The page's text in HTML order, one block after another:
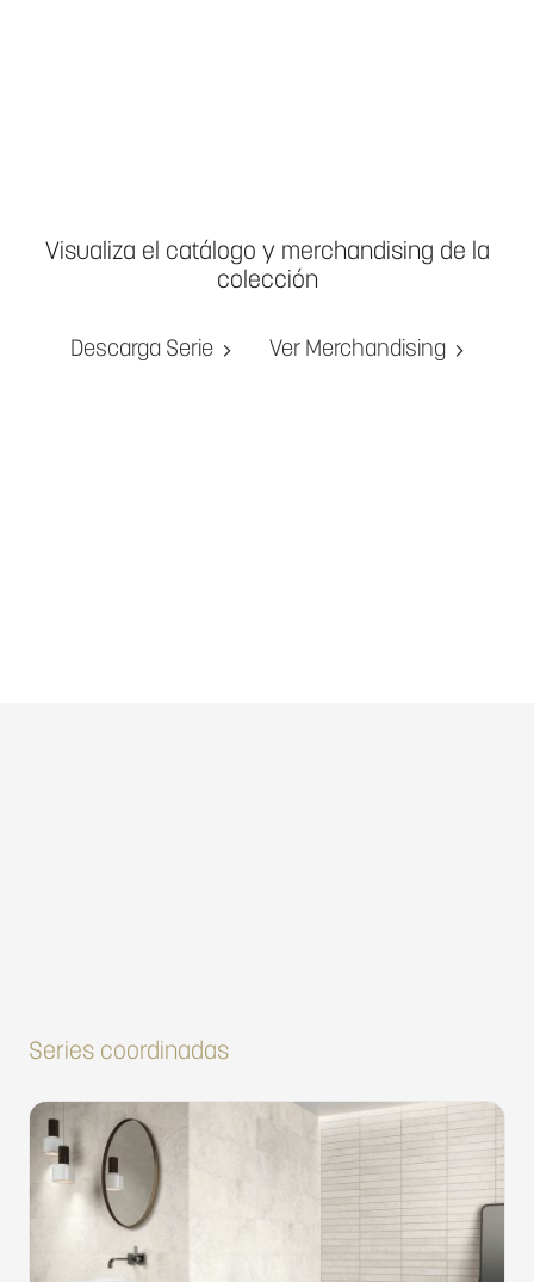
Visualiza el catálogo y merchandising de la
colección
Descarga Serie Ver Merchandising
Series coordinadas